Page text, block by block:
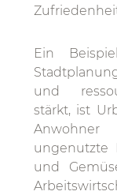
Ein
und
stärkt, ist
Anwohner
ungenutzte
und